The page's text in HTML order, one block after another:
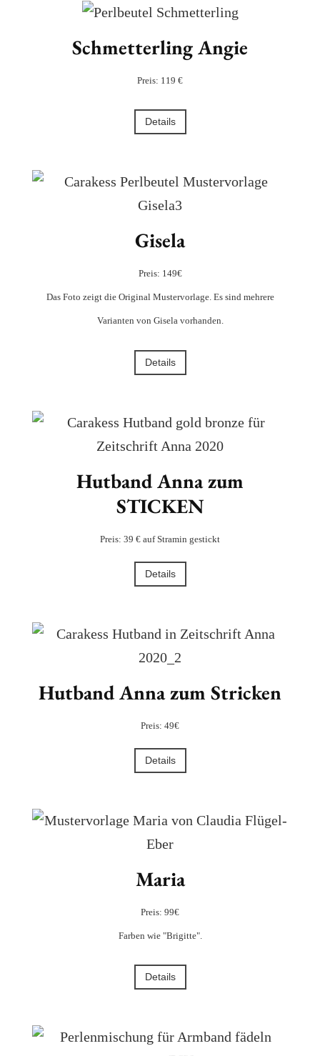
Schmetterling Angie
Preis: 119 €
Details
Gisela
Preis: 149€
Das Foto zeigt die Original Mustervorlage. Es sind mehrere
Varianten von Gisela vorhanden.
Details
Hutband Anna zum
STICKEN
Preis: 39 € auf Stramin gestickt
Details
Hutband Anna zum Stricken
Preis: 49€
Details
Maria
Preis: 99€
Farben wie "Brigitte".
Details